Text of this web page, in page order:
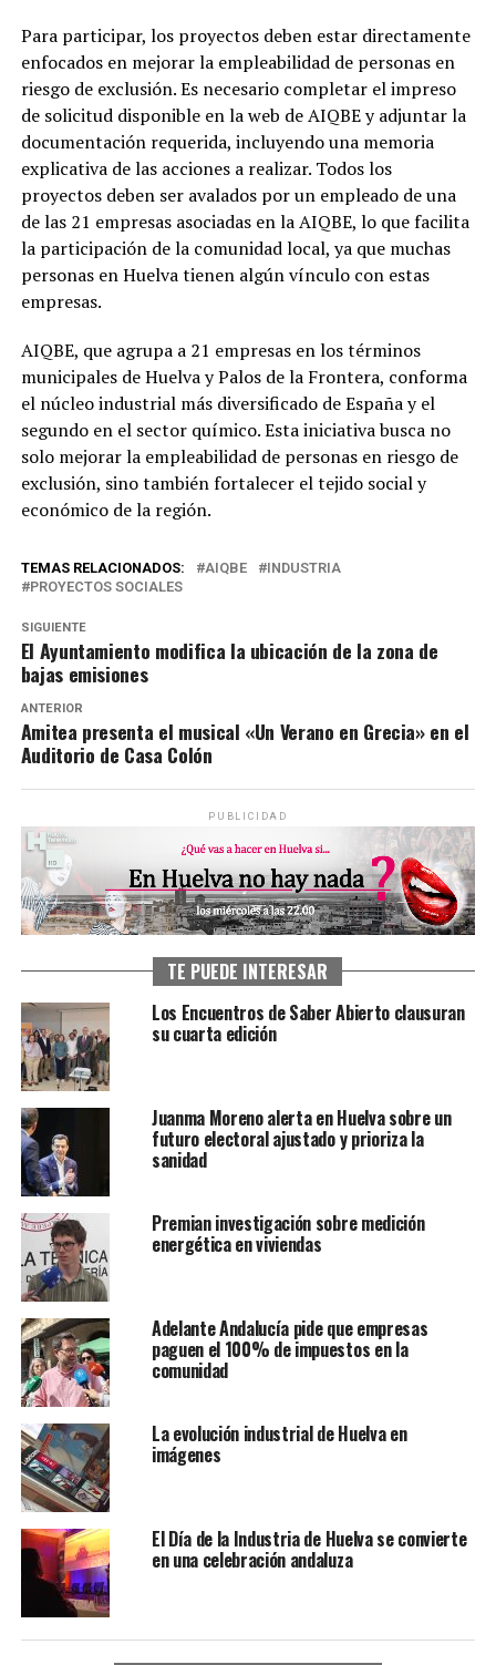
Para participar, los proyectos deben estar directamente
enfocados en mejorar la empleabilidad de personas en
riesgo de exclusión. Es necesario completar el impreso
de solicitud disponible en la web de AIQBE y adjuntar la
documentación requerida, incluyendo una memoria
explicativa de las acciones a realizar. Todos los
proyectos deben ser avalados por un empleado de una
de las 21 empresas asociadas en la AIQBE, lo que facilita
la participación de la comunidad local, ya que muchas
personas en Huelva tienen algún vínculo con estas
empresas.
AIQBE, que agrupa a 21 empresas en los términos
municipales de Huelva y Palos de la Frontera, conforma
el núcleo industrial más diversificado de España y el
segundo en el sector químico. Esta iniciativa busca no
solo mejorar la empleabilidad de personas en riesgo de
exclusión, sino también fortalecer el tejido social y
económico de la región.
TEMAS RELACIONADOS: AIQBE
INDUSTRIA
PROYECTOS SOCIALES
SIGUIENTE
El Ayuntamiento modifica la ubicación de la zona de
bajas emisiones
ANTERIOR
Amitea presenta el musical «Un Verano en Grecia» en el
Auditorio de Casa Colón
PUBLICIDAD
TE PUEDE INTERESAR
Los Encuentros de Saber Abierto clausuran
su cuarta edición
Juanma Moreno alerta en Huelva sobre un
futuro electoral ajustado y prioriza la
sanidad
Premian investigación sobre medición
energética en viviendas
Adelante Andalucía pide que empresas
paguen el 100% de impuestos en la
comunidad
La evolución industrial de Huelva en
imágenes
El Día de la Industria de Huelva se convierte
en una celebración andaluza